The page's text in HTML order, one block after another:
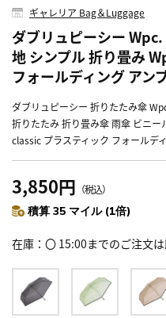
ギャレリア Bag＆Luggage
ダブリュピーシー
地 シンプル 折り畳み
フォールディング ア
ダブリュピーシー 折りたたみ傘
折りたたみ 折り畳み傘 雨傘 ビニ
classic プラスティック フォールデ
3,850円 （税込）
積算 35 マイル (1倍)
在庫 〇 15:00までのご注文